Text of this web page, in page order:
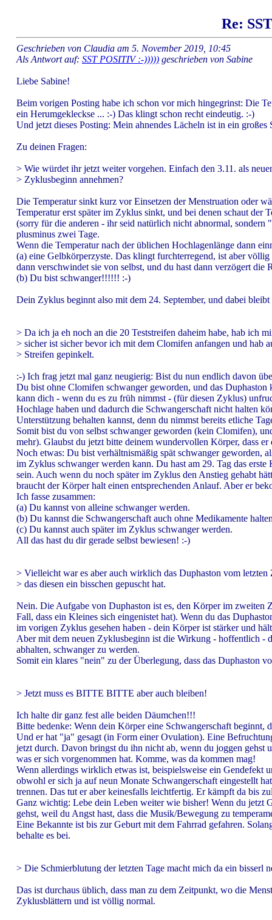
Re:
Geschrieben von Claudia am 5. November 2019, 10:45
Als Antwort auf: SST POSITIV :-))))) geschrieben von Sabine
Liebe Sabine!
Beim vorigen Posting habe ich schon vor mich hingegrinst: Die
ein Herumgekleckse ... :-) Das klingt schon recht eindeutig. :-)
Und jetzt dieses Posting: Mein ahnendes Lächeln ist in ein
Zu deinen Fragen:
> Wie würdet ihr jetzt weiter vorgehen. Einfach den 3.11. als
> Zyklusbeginn annehmen?
Die Temperatur sinkt kurz vor Einsetzen der Menstruation oder
Temperatur erst später im Zyklus sinkt, und bei denen schaut
(sorry für die anderen - ihr seid natürlich nicht abnormal,
plusminus zwei Tage.
Wenn die Temperatur nach der üblichen Hochlagenlänge dann
(a) eine Gelbkörperzyste. Das klingt furchterregend, ist aber
dann verschwindet sie von selbst, und du hast dann verzögert
(b) Du bist schwanger!!!!!! :-)
Dein Zyklus beginnt also mit dem 24. September, und dabei bleibt
> Da ich ja eh noch an die 20 Teststreifen daheim habe, hab ich
> sicher ist sicher bevor ich mit dem Clomifen anfangen und hab
> Streifen gepinkelt.
:-) Ich frag jetzt mal ganz neugierig: Bist du nun endlich davon
Du bist ohne Clomifen schwanger geworden, und das
kann dich - wenn du es zu früh nimmst - (für diesen Zyklus)
Hochlage haben und dadurch die Schwangerschaft nicht halten
Unterstützung behalten kannst, denn du nimmst bereits etliche
Somit bist du von selbst schwanger geworden (kein Clomifen),
mehr). Glaubst du jetzt bitte deinem wundervollen Körper, dass
Noch etwas: Du bist verhältnismäßig spät schwanger geworden,
im Zyklus schwanger werden kann. Du hast am 29. Tag das
sein. Auch wenn du noch später im Zyklus den Anstieg gehabt
braucht der Körper halt einen entsprechenden Anlauf. Aber er
Ich fasse zusammen:
(a) Du kannst von alleine schwanger werden.
(b) Du kannst die Schwangerschaft auch ohne Medikamente
(c) Du kannst auch später im Zyklus schwanger werden.
All das hast du dir gerade selbst bewiesen! :-)
> Vielleicht war es aber auch wirklich das Duphaston vom letzten
> das diesen ein bisschen gepuscht hat.
Nein. Die Aufgabe von Duphaston ist es, den Körper im zweiten
Fall, dass ein Kleines sich eingenistet hat). Wenn du das
im vorigen Zyklus gesehen haben - dein Körper ist stärker und
Aber mit dem neuen Zyklusbeginn ist die Wirkung - hoffentlich -
abhalten, schwanger zu werden.
Somit ein klares "nein" zu der Überlegung, dass das Duphaston
> Jetzt muss es BITTE BITTE aber auch bleiben!
Ich halte dir ganz fest alle beiden Däumchen!!!
Bitte bedenke: Wenn dein Körper eine Schwangerschaft beginnt,
Und er hat "ja" gesagt (in Form einer Ovulation). Eine
jetzt durch. Davon bringst du ihn nicht ab, wenn du joggen gehst
was er sich vorgenommen hat. Komme, was da kommen mag!
Wenn allerdings wirklich etwas ist, beispielsweise ein Gendefekt
obwohl er sich ja auf neun Monate Schwangerschaft eingestellt
trennen. Das tut er aber keinesfalls leichtfertig. Er kämpft da bis
Ganz wichtig: Lebe dein Leben weiter wie bisher! Wenn du jetzt
gehst, weil du Angst hast, dass die Musik/Bewegung zu
Eine Bekannte ist bis zur Geburt mit dem Fahrrad gefahren.
behalte es bei.
> Die Schmierblutung der letzten Tage macht mich da ein bisserl
Das ist durchaus üblich, dass man zu dem Zeitpunkt, wo die
Zyklusblättern und ist völlig normal.